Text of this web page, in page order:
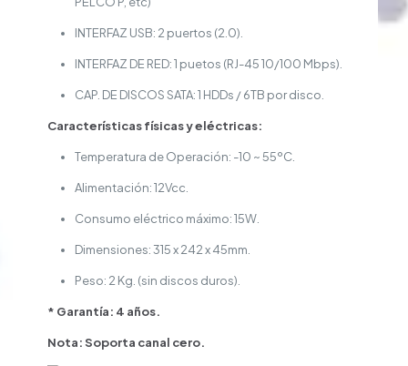
INTERFAZ USB: 2 puertos (2.0).
INTERFAZ DE RED: 1 puetos (RJ-45 10/100 Mbps).
CAP. DE DISCOS SATA: 1 HDDs / 6TB por disco.
Características físicas y eléctricas:
Temperatura de Operación: -10 ~ 55ºC.
Alimentación: 12Vcc.
Consumo eléctrico máximo: 15W.
Dimensiones: 315 x 242 x 45mm.
Peso: 2 Kg. (sin discos duros).
* Garantía: 4 años.
Nota: Soporta canal cero.